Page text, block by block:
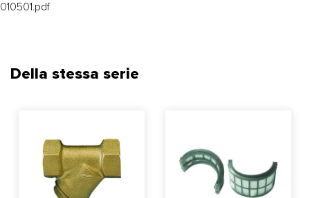
010501.pdf
Della stessa serie